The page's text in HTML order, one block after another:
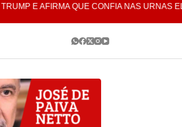
AFIRMA QUE CONFIA NAS URNAS